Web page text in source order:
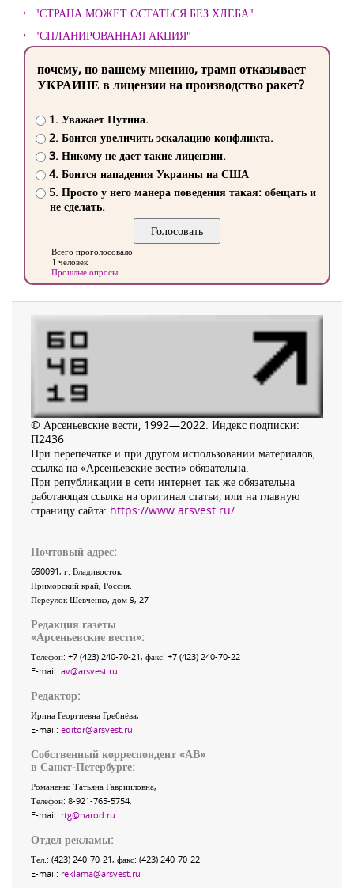
"СТРАНА МОЖЕТ ОСТАТЬСЯ БЕЗ ХЛЕБА"
"СПЛАНИРОВАННАЯ АКЦИЯ"
почему, по вашему мнению, трамп отказывает
УКРАИНЕ в лицензии на производство ракет?
1. Уважает Путина.
2. Боится увеличить эскалацию конфликта.
3. Никому не дает такие лицензии.
4. Боится нападения Украины на США
5. Просто у него манера поведения такая: обещать и
не сделать.
Всего проголосовало
1 человек
Прошлые опросы
© Арсеньевские вести, 1992—2022. Индекс подписки:
П2436
При перепечатке и при другом использовании материалов,
ссылка на «Арсеньевские вести» обязательна.
При републикации в сети интернет так же обязательна
работающая ссылка на оригинал статьи, или на главную
страницу сайта: https://www.arsvest.ru/
Почтовый адрес:
690091, г. Владивосток,
Приморский край, Россия
Переулок Шевченко, дом 9, 27
Редакция газеты
«Арсеньевские вести»:
Телефон: +7 (423) 240-70-21, факс: +7 (423) 240-70-22
E-mail: av@arsvest.ru
Редактор:
Ирина Георгиевна Гребнёва,
E-mail: editor@arsvest.ru
Собственный корреспондент «АВ»
в Санкт-Петербурге:
Романенко Татьяна Гаврииловна,
Телефон: 8-921-765-5754,
E-mail: rtg@narod.ru
Отдел рекламы:
Тел.: (423) 240-70-21, факс: (423) 240-70-22
E-mail: reklama@arsvest.ru